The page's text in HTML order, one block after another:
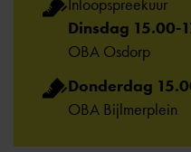
Inloopspreekuur
Dinsdag 15.00-
OBA Osdorp
Donderdag
OBA Bijlmerplein